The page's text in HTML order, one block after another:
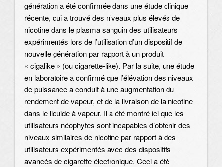
génération a été confirmée dans une étude clinique
récente, qui a trouvé des niveaux plus élevés de
nicotine dans le plasma sanguin des utilisateurs
expérimentés lors de l’utilisation d’un dispositif de
nouvelle génération par rapport à un produit
« cigalike » (ou cigarette-like). Par la suite, une étude
en laboratoire a confirmé que l’élévation des niveaux
de puissance a conduit à une augmentation du
rendement de vapeur, et de la livraison de la nicotine
dans le liquide à vapeur. Il a été montré ici que les
utilisateurs néophytes sont incapables d’obtenir des
niveaux similaires de nicotine par rapport à des
utilisateurs expérimentés avec des dispositifs
avancés de cigarette électronique. Ceci a été